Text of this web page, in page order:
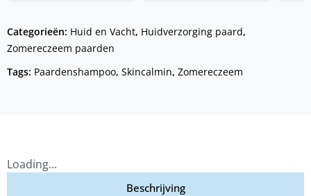
Categorieën: Huid en Vacht, Huidverzorging paard,
Zomereczeem paarden
Tags: Paardenshampoo, Skincalmin, Zomereczeem
Loading...
Beschrijving